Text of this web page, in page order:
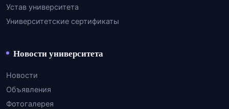
Устав университета
Университетские сертификаты
Новости университета
Новости
Объявления
Фотогалерея